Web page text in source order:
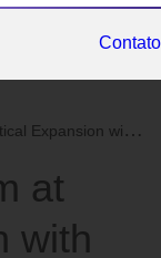
Contato
with Partners...
at
with